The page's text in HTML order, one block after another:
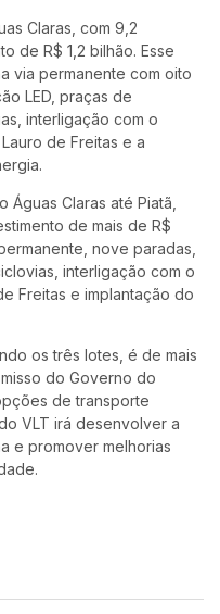
Claras, com 9,2
de R$ 1,2 bilhão. Esse
via permanente com oito
LED, praças de
interligação com o
de Freitas e a
Claras até Piatã,
de mais de R$
nove paradas,
interligação com o
Freitas e implantação do
os três lotes, é de mais
do Governo do
de transporte
VLT irá desenvolver a
e promover melhorias